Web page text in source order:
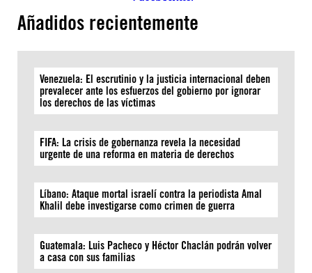
Añadidos recientemente
Venezuela: El escrutinio y la justicia internacional deben
prevalecer ante los esfuerzos del gobierno por ignorar
los derechos de las víctimas
FIFA: La crisis de gobernanza revela la necesidad
urgente de una reforma en materia de derechos
Líbano: Ataque mortal israelí contra la periodista Amal
Khalil debe investigarse como crimen de guerra
Guatemala: Luis Pacheco y Héctor Chaclán podrán volver
a casa con sus familias